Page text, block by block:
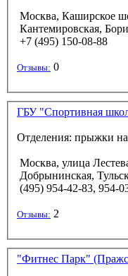
Москва, Каширское
Кантемировская,
+7 (495) 150-08-88
Отзывы: 0
ГБУ "Спортивная
Отделения: прыжки на
Москва, улица
Добрынинская,
(495) 954-42-83, 954-
Отзывы: 2
"Фитнес Парк"